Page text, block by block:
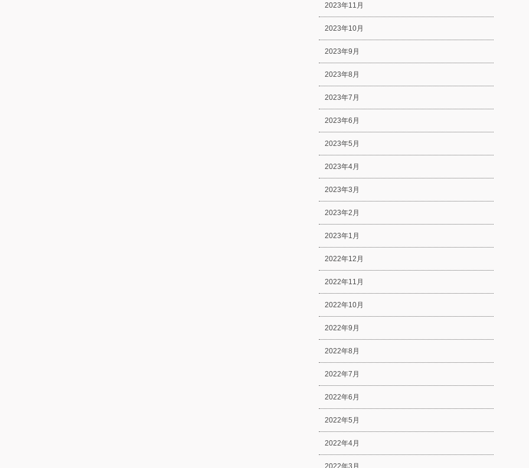
2023年11月
2023年10月
2023年9月
2023年8月
2023年7月
2023年6月
2023年5月
2023年4月
2023年3月
2023年2月
2023年1月
2022年12月
2022年11月
2022年10月
2022年9月
2022年8月
2022年7月
2022年6月
2022年5月
2022年4月
2022年3月